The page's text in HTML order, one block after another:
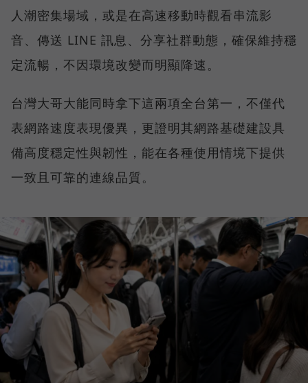
人潮密集場域，或是在高速移動時觀看串流影
音、傳送 LINE 訊息、分享社群動態，確保維持穩
定流暢，不因環境改變而明顯降速。
台灣大哥大能同時拿下這兩項全台第一，不僅代
表網路速度表現優異，更證明其網路基礎建設具
備高度穩定性與韌性，能在各種使用情境下提供
一致且可靠的連線品質。